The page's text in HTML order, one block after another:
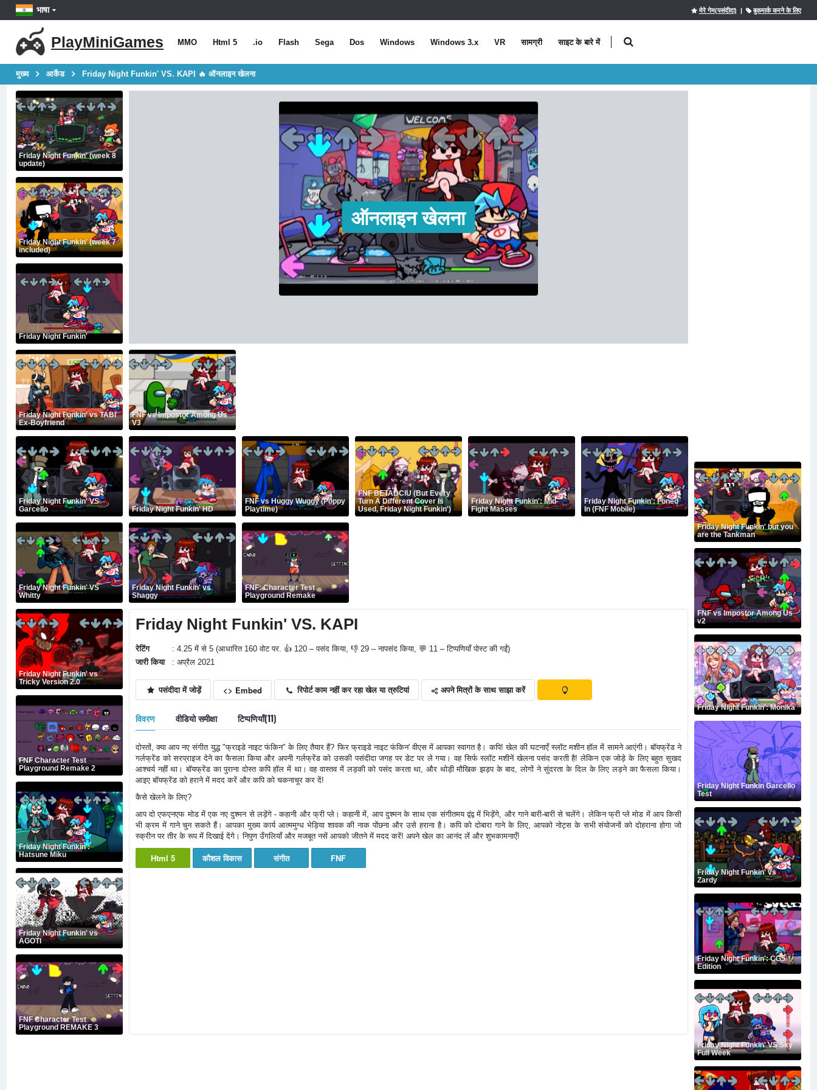
भाषा मेरे गेम(पसंदीदा) | बुकमार्क करने के लिए
PlayMiniGames MMO Html 5 .io Flash Sega Dos Windows Windows 3.x VR सामग्री साइट के बारे में
मुख्य आर्केड Friday Night Funkin' VS. KAPI 🔥 ऑनलाइन खेलना
Friday Night Funkin' (week 8
update)
Friday Night Funkin' (week 7
included)
Friday Night Funkin'
Friday Night Funkin' vs TABI
Ex-Boyfriend
Friday Night Funkin' VS
Garcello
Friday Night Funkin' VS
Whitty
Friday Night Funkin' vs
Tricky Version 2.0
FNF Character Test
Playground Remake 2
Friday Night Funkin':
Hatsune Miku
Friday Night Funkin' vs
AGOTI
FNF Character Test
Playground REMAKE 3
ऑनलाइन खेलना
FNF vs Impostor Among Us
V3
Friday Night Funkin' HD
FNF vs Huggy Wuggy (Poppy
Playtime)
FNF BETADCIU (But Every
Turn A Different Cover Is
Used, Friday Night Funkin')
Friday Night Funkin': Mid-
Fight Masses
Friday Night Funkin': Foned
In (FNF Mobile)
Friday Night Funkin' vs
Shaggy
FNF: Character Test
Playground Remake
Friday Night Funkin' VS. KAPI
रेटिंग
: 4.25 में से 5 (आधारित 160 वोट पर. 👍 120 – पसंद किया, 👎 29 – नापसंद किया, 💬 11 – टिप्पणियाँ पोस्ट की गईं)
जारी किया
: अप्रैल 2021
पसंदीदा में जोड़ें <> Embed रिपोर्ट काम नहीं कर रहा खेल या त्रुटियां अपने मित्रों के साथ साझा करें
विवरण वीडियो समीक्षा टिप्पणियाँ(11)
दोस्तों, क्या आप नए संगीत युद्ध "फ्राइडे नाइट फंकिन" के लिए तैयार हैं? फिर फ्राइडे नाइट फंकिन' वीएस में आपका स्वागत है। कपि! खेल की घटनाएँ स्लॉट मशीन हॉल में सामने आएंगी। बॉयफ्रेंड ने
गर्लफ्रेंड को सरप्राइज देने का फैसला किया और अपनी गर्लफ्रेंड को उसकी पसंदीदा जगह पर डेट पर ले गया। वह सिर्फ स्लॉट मशीनें खेलना पसंद करती है! लेकिन एक जोड़े के लिए बहुत सुखद
आश्चर्य नहीं था। बॉयफ्रेंड का पुराना दोस्त कपि हॉल में था। वह वास्तव में लड़की को पसंद करता था, और थोड़ी मौखिक झड़प के बाद, लोगों ने सुंदरता के दिल के लिए लड़ने का फैसला किया।
आइए बॉयफ्रेंड को हराने में मदद करें और कपि को चकनाचूर कर दें!
कैसे खेलने के लिए?
आप दो एफएनएफ मोड में एक नए दुश्मन से लड़ेंगे - कहानी और फ्री प्ले। कहानी में, आप दुश्मन के साथ एक संगीतमय द्वंद्व में भिड़ेंगे, और गाने बारी-बारी से चलेंगे। लेकिन फ्री प्ले मोड में आप किसी
भी क्रम में गाने चुन सकते हैं। आपका मुख्य कार्य आत्ममुग्ध भेड़िया शावक की नाक पोंछना और उसे हराना है। कपि को दोबारा गाने के लिए, आपको नोट्स के सभी संयोजनों को दोहराना होगा जो
स्क्रीन पर तीर के रूप में दिखाई देंगे। निपुण उँगलियाँ और मजबूत नसें आपको जीतने में मदद करें! अपने खेल का आनंद लें और शुभकामनाएँ!
Html 5 कौशल विकास संगीत FNF
Friday Night Funkin' but you
are the Tankman
FNF vs Impostor Among Us
v2
Friday Night Funkin': Monika
Friday Night Funkin Garcello
Test
Friday Night Funkin' vs
Zardy
Friday Night Funkin': CG5
Edition
Friday Night Funkin' VS Sky
Full Week